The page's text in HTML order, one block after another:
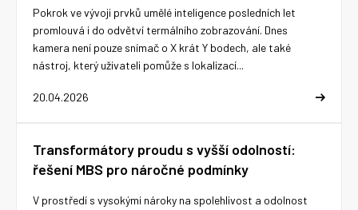
20.04.2026
Pokrok ve vývoji prvků umělé inteligence posledních let
promlouvá i do odvětví termálního zobrazování. Dnes
kamera není pouze snímač o X krát Y bodech, ale také
nástroj, který uživateli pomůže s lokalizací...
Transformátory proudu s vyšší odolností:
řešení MBS pro náročné podmínky
V prostředí s vysokými nároky na spolehlivost a odolnost